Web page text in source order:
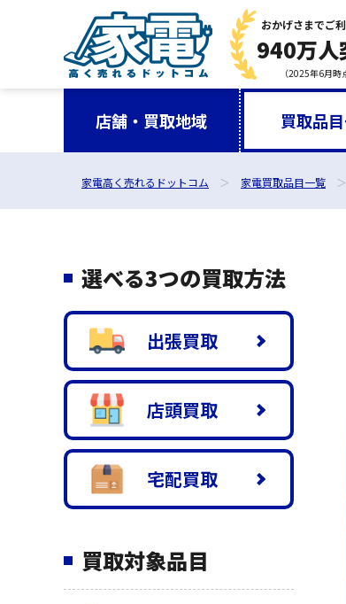
おかげさまでご
940万人
（2025年6月時
店舗・買取地域 買取品
家電高く売れるドットコム 家電買取品目一覧
選べる3つの買取方法
出張買取
店頭買取
宅配買取
買取対象品目